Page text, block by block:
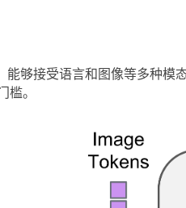
能够接受语言和图像等多种
槛。